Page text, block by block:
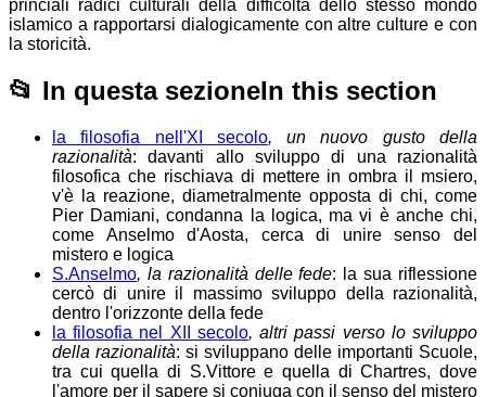
princiali radici culturali della difficoltà dello stesso mondo
islamico a rapportarsi dialogicamente con altre culture e con
la storicità.
📂 In questa sezioneIn this section
la filosofia nell'XI secolo, un nuovo gusto della
razionalità: davanti allo sviluppo di una razionalità
filosofica che rischiava di mettere in ombra il msiero,
v'è la reazione, diametralmente opposta di chi, come
Pier Damiani, condanna la logica, ma vi è anche chi,
come Anselmo d'Aosta, cerca di unire senso del
mistero e logica
S.Anselmo, la razionalità delle fede: la sua riflessione
cercò di unire il massimo sviluppo della razionalità,
dentro l'orizzonte della fede
la filosofia nel XII secolo, altri passi verso lo sviluppo
della razionalità: si sviluppano delle importanti Scuole,
tra cui quella di S.Vittore e quella di Chartres, dove
l'amore per il sapere si coniuga con il senso del mistero